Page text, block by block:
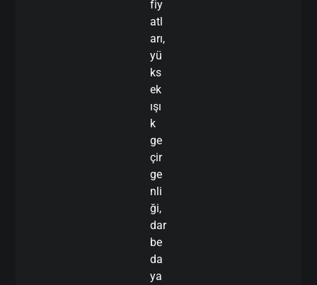
fiy
atl
arı,
yü
ks
ek
ışı
k
ge
çir
ge
nli
ği,
dar
be
da
ya